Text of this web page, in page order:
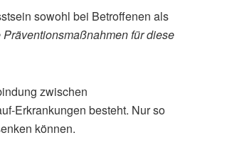
sowohl bei Betroffenen als
Präventionsmaßnahmen für diese
zwischen
Erkrankungen besteht. Nur so
können.